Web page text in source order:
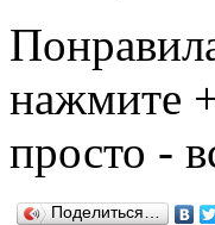
нажмите
просто -
Поделиться…